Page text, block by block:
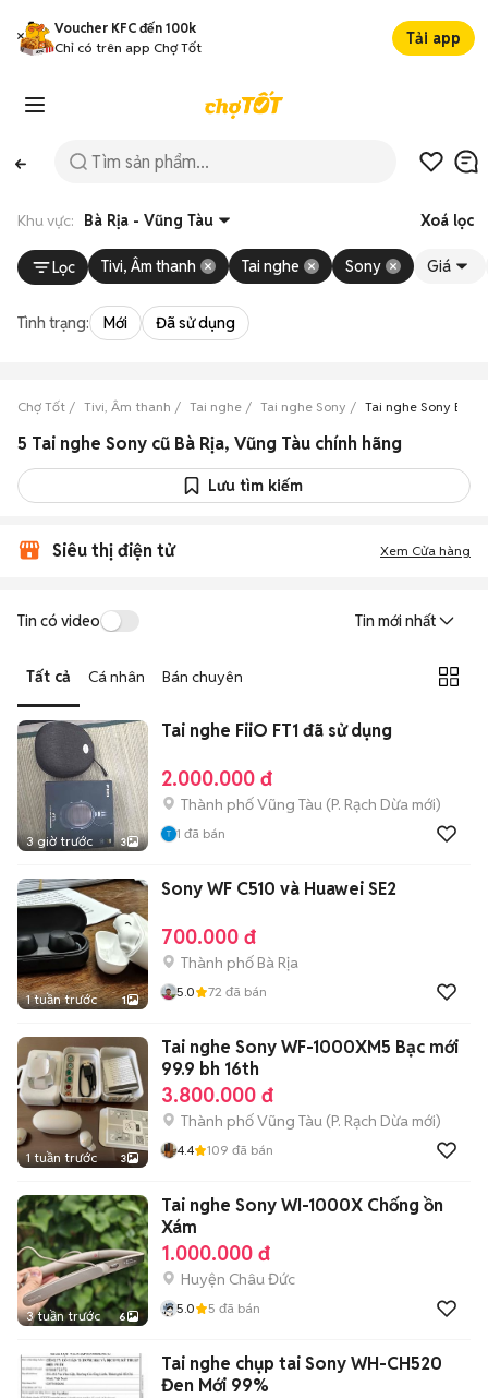
Voucher KFC đến 100k
Chỉ có trên app Chợ Tốt
Tải app
Khu vực: Bà Rịa - Vũng Tàu Xoá lọc
Lọc Tivi, Âm thanh Tai nghe Sony Giá
Tình trạng: Mới Đã sử dụng
Chợ Tốt Tivi, Âm thanh Tai nghe Tai nghe Sony Tai nghe Sony Bà
5 Tai nghe Sony cũ Bà Rịa, Vũng Tàu chính hãng
Lưu tìm kiếm
Siêu thị điện tử Xem Cửa hàng
Tin có video Tin mới nhất
Tất cả Cá nhân Bán chuyên
3 giờ trước 3
Tai nghe FiiO FT1 đã sử dụng
2.000.000 đ
Thành phố Vũng Tàu (P. Rạch Dừa mới)
1 đã bán
1 tuần trước 1
Sony WF C510 và Huawei SE2
700.000 đ
Thành phố Bà Rịa
5.0 72 đã bán
1 tuần trước 3
Tai nghe Sony WF-1000XM5 Bạc mới
99.9 bh 16th
3.800.000 đ
Thành phố Vũng Tàu (P. Rạch Dừa mới)
4.4 109 đã bán
3 tuần trước 6
Tai nghe Sony WI-1000X Chống ồn
Xám
1.000.000 đ
Huyện Châu Đức
5.0 5 đã bán
Tai nghe chụp tai Sony WH-CH520
Đen Mới 99%